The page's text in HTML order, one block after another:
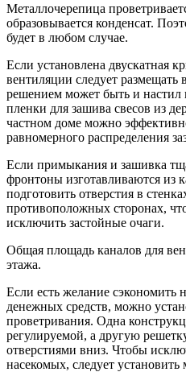
Металлочерепица
образовывается конденсат.
будет в любом случае.
Если установлена двускатная
вентиляции следует
решением может быть и
пленки для зашива свесов из
частном доме можно
равномерного распределения
Если примыкания и зашивка
фронтоны изготавливаются из
подготовить отверстия в
противоположных сторонах,
исключить застойные очаги.
Общая площадь каналов для
этажа.
Если есть желание сэкономить
денежных средств, можно
проветривания. Одна
регулируемой, а другую
отверстиями вниз. Чтобы
насекомых, следует установить